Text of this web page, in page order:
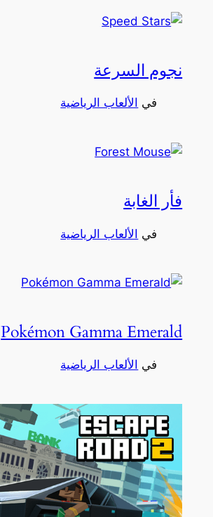
نجوم السرعة
في الألعاب الرياضية
فأر الغابة
في الألعاب الرياضية
Pokémon Gamma Emerald
في الألعاب الرياضية